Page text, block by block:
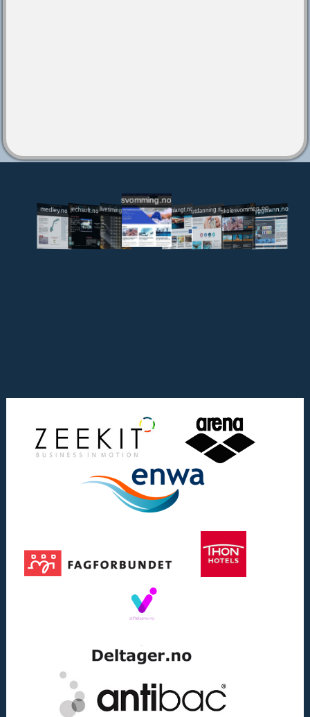
medley.no jechsoft.nolivetiming.medley.no
svomming.no
svomlangt.noutdanning.svomming.no
skolesvommen.notryggivann.no